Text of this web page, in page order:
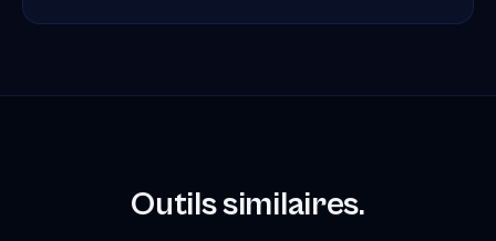
Outils similaires.